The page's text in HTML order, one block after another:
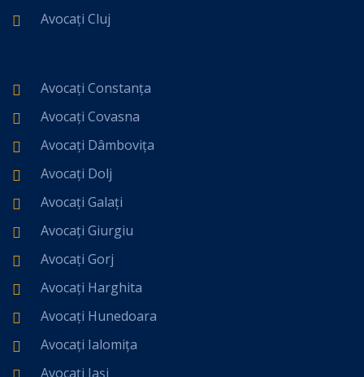
Avocați Cluj
Avocați Constanța
Avocați Covasna
Avocați Dâmbovița
Avocați Dolj
Avocați Galați
Avocați Giurgiu
Avocați Gorj
Avocați Harghita
Avocați Hunedoara
Avocați Ialomița
Avocați Iași